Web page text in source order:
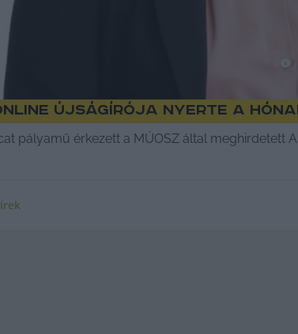
újságírója nyerte A
pályamű érkezett a MÚOSZ által meghirdetett